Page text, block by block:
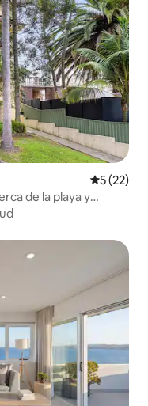
5 (22)
de la playa y